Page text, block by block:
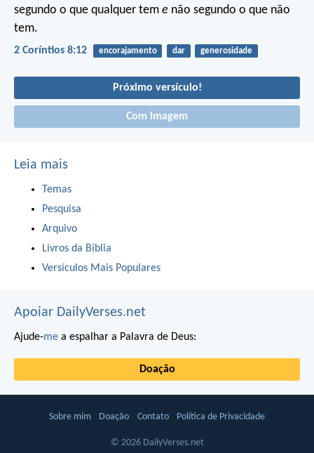
segundo o que qualquer tem e não segundo o que não
tem.
2 Coríntios 8:12 encorajamento dar generosidade
Próximo versículo!
Com imagem
Leia mais
Temas
Pesquisa
Arquivo
Livros da Bíblia
Versículos Mais Populares
Apoiar DailyVerses.net
Ajude-me a espalhar a Palavra de Deus:
Doação
Sobre mim Doação Contato Política de Privacidade
© 2026 DailyVerses.net